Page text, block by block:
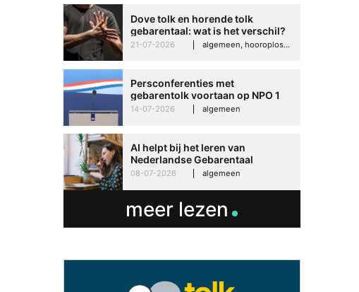
Dove tolk en horende tolk
gebarentaal: wat is het verschil?
21-07-2026 algemeen, hooroplossingen, hoorproblemen, samenleving & maatschappij
Persconferenties met
gebarentolk voortaan op NPO 1
Extra
14-07-2026 algemeen
AI helpt bij het leren van
Nederlandse Gebarentaal
08-07-2026 algemeen
meer lezen